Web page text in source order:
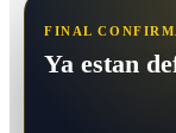
FINAL
Ya estan